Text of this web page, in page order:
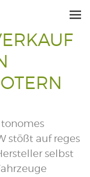
stößt auf reges
selbst